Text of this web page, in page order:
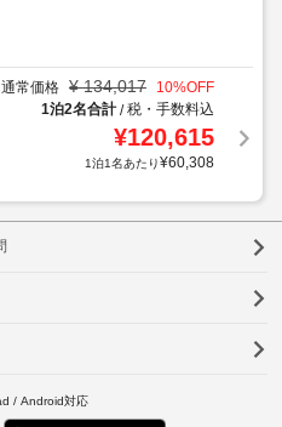
通常価格 ¥ 134,017 10%OFF
1泊2名合計/税・手数料込
¥120,615
1泊1名あたり¥60,308